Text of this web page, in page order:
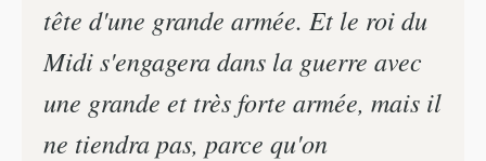
tête d'une grande armée. Et le roi du
Midi s'engagera dans la guerre avec
une grande et très forte armée, mais il
ne tiendra pas, parce qu'on